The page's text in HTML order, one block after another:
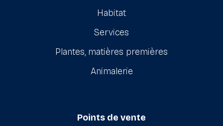
Habitat
Services
Plantes, matières premières
Animalerie
Points de vente